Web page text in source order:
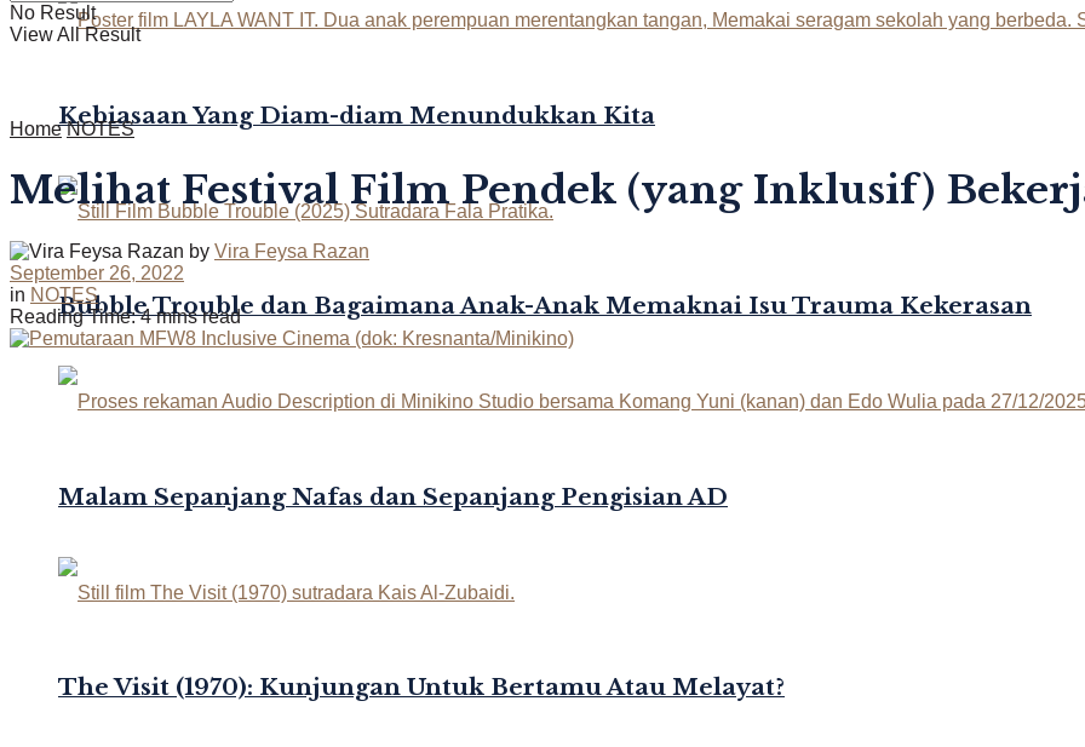
Kebiasaan Yang Diam-diam Menundukkan Kita
Bubble Trouble dan Bagaimana Anak-Anak Memaknai Isu Trauma Kekerasan
Malam Sepanjang Nafas dan Sepanjang Pengisian AD
The Visit (1970): Kunjungan Untuk Bertamu Atau Melayat?
No Result
View All Result
Home NOTES
Melihat Festival Film Pendek (yang Inklusif)
by Vira Feysa Razan
September 26, 2022
in NOTES
Reading Time: 4 mins read